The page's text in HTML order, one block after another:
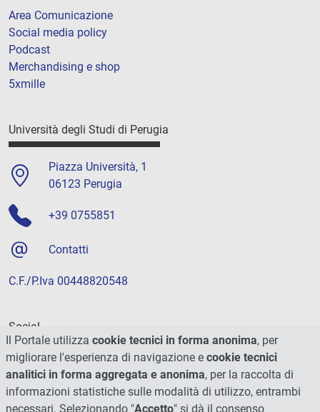
Area Comunicazione
Social media policy
Podcast
Merchandising e shop
5xmille
Università degli Studi di Perugia
Piazza Università, 1
06123 Perugia
+39 0755851
Contatti
C.F./P.Iva 00448820548
Social
Il Portale utilizza cookie tecnici in forma anonima, per
migliorare l'esperienza di navigazione e cookie tecnici
analitici in forma aggregata e anonima, per la raccolta di
informazioni statistiche sulle modalità di utilizzo, entrambi
necessari. Selezionando "Accetto" si dà il consenso